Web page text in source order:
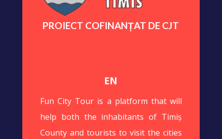
PROIECT COFINANȚAT DE CJT
EN
Fun City Tour is a platform that will
help both the inhabitants of Timiș
County and tourists to visit the cities